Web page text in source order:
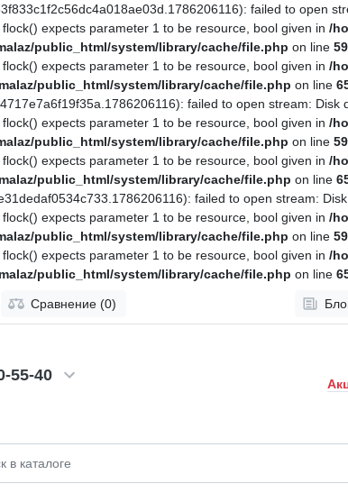
failed to open
flock() expects parameter 1 to be resource, bool given in /
public_html/system/library/cache/file.php on line 59
flock() expects parameter 1 to be resource, bool given in /
public_html/system/library/cache/file.php on line
failed to open stream: Disk
flock() expects parameter 1 to be resource, bool given in /
public_html/system/library/cache/file.php on line 59
flock() expects parameter 1 to be resource, bool given in /
public_html/system/library/cache/file.php on line
failed to open stream:
flock() expects parameter 1 to be resource, bool given in /
public_html/system/library/cache/file.php on line 59
flock() expects parameter 1 to be resource, bool given in /
public_html/system/library/cache/file.php on line
Сравнение (0)
55-40